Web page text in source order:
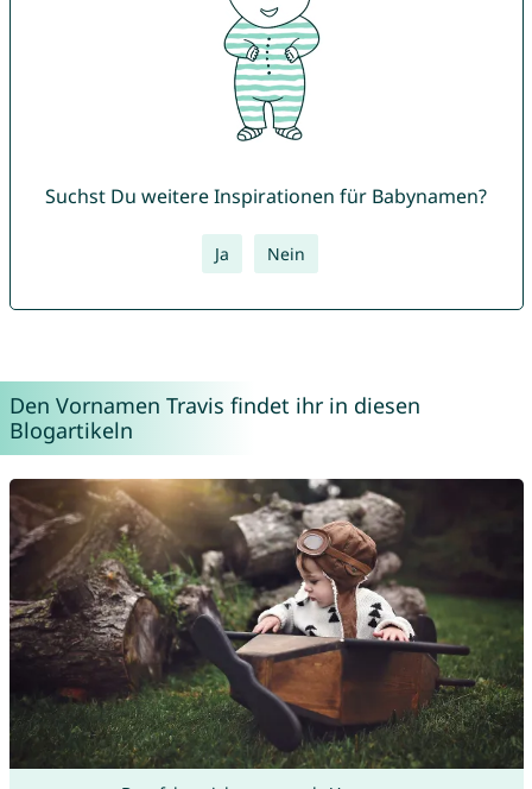
Suchst Du weitere Inspirationen für Babynamen?
Ja Nein
Den Vornamen Travis findet ihr in diesen
Blogartikeln